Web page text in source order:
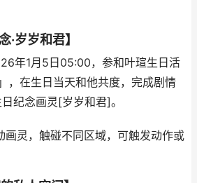
·岁岁和君】
年1月5日05:00，参和叶瑄生日活
，在生日当天和他共度，完成剧情
纪念画灵[岁岁和君]。
画灵，触碰不同区域，可触发动作或